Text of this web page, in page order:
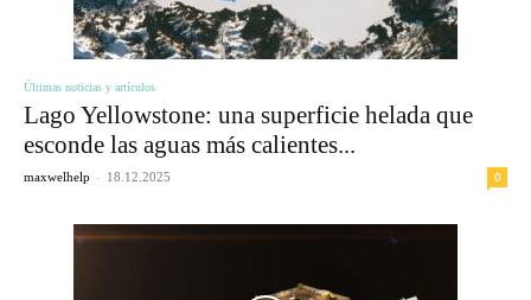
Últimas noticias y artículos
Lago Yellowstone: una superficie helada que
esconde las aguas más calientes...
maxwelhelp - 18.12.2025 0